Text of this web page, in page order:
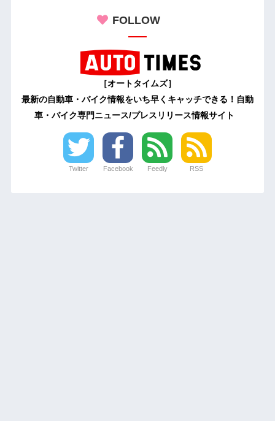
FOLLOW
［オートタイムズ］
最新の自動車・バイク情報をいち早くキャッチできる！自動
車・バイク専門ニュース/プレスリリース情報サイト
Twitter Facebook Feedly RSS